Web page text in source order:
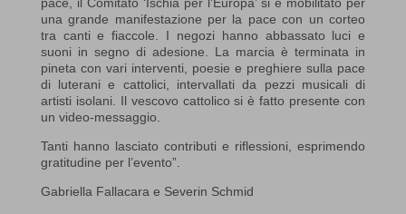
una grande manifestazione per la pace con un corteo
tra canti e fiaccole. I negozi hanno abbassato luci e
suoni in segno di adesione. La marcia è terminata in
pineta con vari interventi, poesie e preghiere sulla pace
di luterani e cattolici, intervallati da pezzi musicali di
artisti isolani. Il vescovo cattolico si è fatto presente con
un video-messaggio.
Tanti hanno lasciato contributi e riflessioni, esprimendo
gratitudine per l’evento”.
Gabriella Fallacara e Severin Schmid